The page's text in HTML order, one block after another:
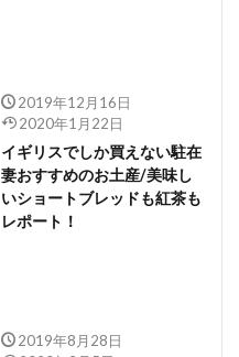
2019年12月16日
2020年1月22日
イギリスでしか買えない駐在
妻おすすめのお土産/美味し
いショートブレッドも紅茶も
レポート！
2019年8月28日